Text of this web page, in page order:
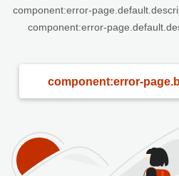
component:error-
component:error-
component:error-